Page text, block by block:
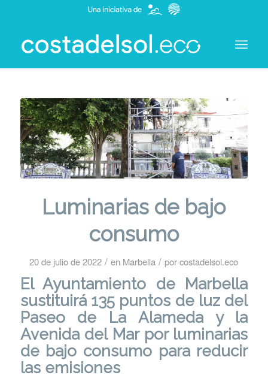
Luminarias de bajo
consumo
20 de julio de 2022 / en Marbella / porcostadelsol.eco
El Ayuntamiento de Marbella
sustituirá 135 puntos de luz del
Paseo de La Alameda y la
Avenida del Mar por luminarias
de bajo consumo para reducir
las emisiones